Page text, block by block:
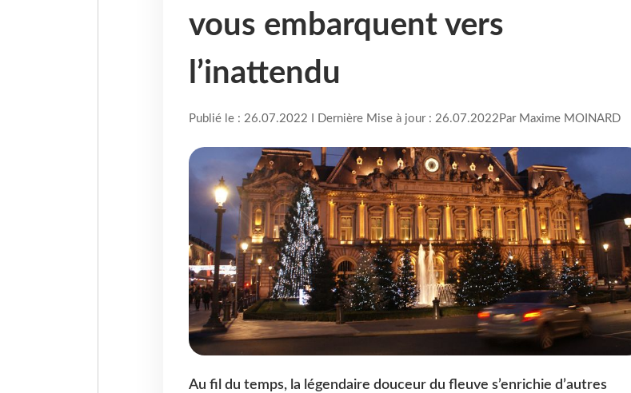
vous embarquent vers
l’inattendu
Publié le : 26.07.2022 I Dernière Mise à jour : 26.07.2022 Par Maxime MOINARD
Au fil du temps, la légendaire douceur du fleuve s’enrichie d’autres